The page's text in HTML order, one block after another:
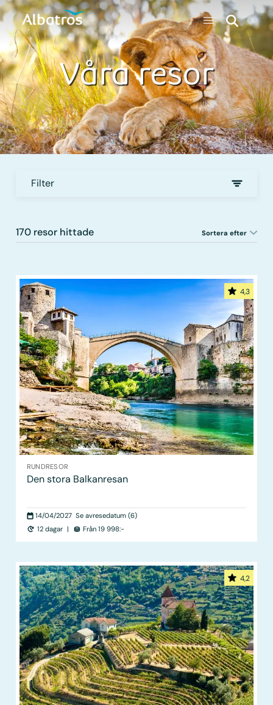
Våra resor
Filter
170 resor hittade Sortera efter
4,3
RUNDRESOR
Den stora Balkanresan
14/04/2027 Se avresedatum (6)
12 dagar | Från 19 998:-
4,2